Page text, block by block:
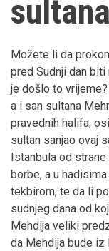
Možete li da
pred Sudnji dan
je došlo to
a i san sultana
pravednih halifa,
sultan sanjao ovaj
Istanbula od
borbe, a u
tekbirom, te da li
sudnjeg dana od
Mehdija veliki
da Mehdija bude